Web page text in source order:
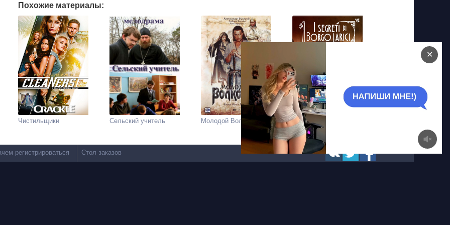
Похожие материалы:
Тайны Борго Ларичи
Молодой Волкодав
Сельский учитель
Чистильщики
регистрироваться Стол заказов
✕